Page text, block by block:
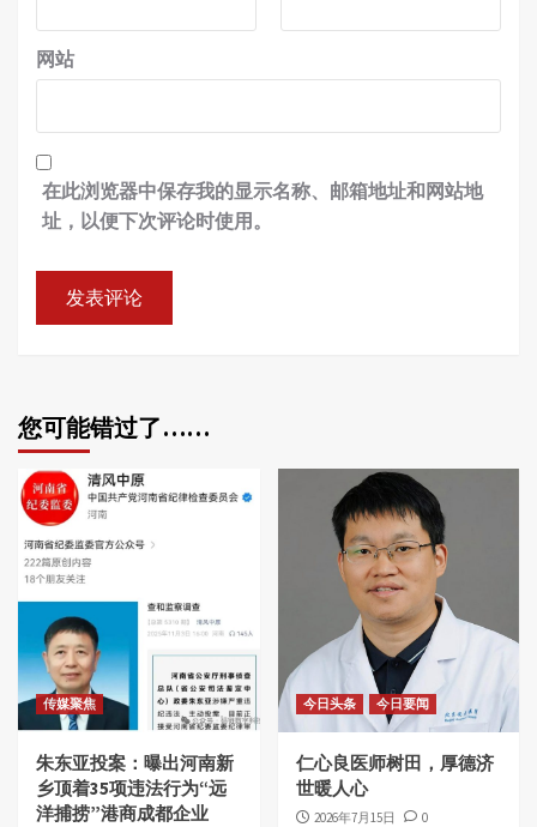
网站
在此浏览器中保存我的显示名称、邮箱地址和网站地
址，以便下次评论时使用。
您可能错过了……
传媒聚焦
朱东亚投案：曝出河南新
乡顶着35项违法行为“远
洋捕捞”港商成都企业
今日头条 今日要闻
仁心良医师树田，厚德济
世暖人心
2026年7月15日 0